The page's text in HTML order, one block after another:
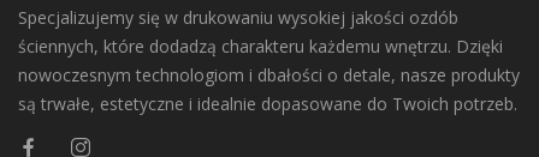
Specjalizujemy się w drukowaniu wysokiej jakości ozdób
ściennych, które dodadzą charakteru każdemu wnętrzu. Dzięki
nowoczesnym technologiom i dbałości o detale, nasze produkty
są trwałe, estetyczne i idealnie dopasowane do Twoich potrzeb.